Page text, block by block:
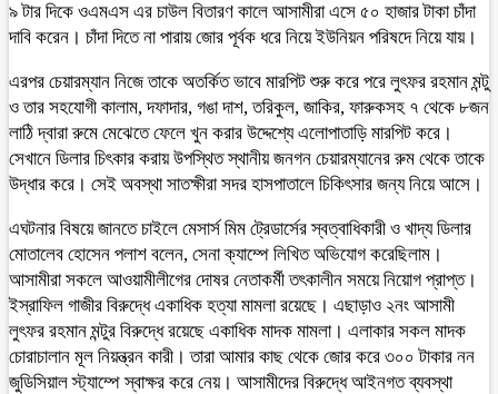
৯ টার দিকে ওএমএস এর চাউল বিতারণ কালে আসামীরা এসে ৫০ হাজার টাকা চাঁদা
দাবি করেন। চাঁদা দিতে না পারায় জোর পূর্বক ধরে নিয়ে ইউনিয়ন পরিষদে নিয়ে যায়।
এরপর চেয়ারম্যান নিজে তাকে অতর্কিত ভাবে মারপিট শুরু করে পরে লুৎফর রহমান মন্টু
ও তার সহযোগী কালাম, দফাদার, গঙা দাশ, তরিকুল, জাকির, ফারুকসহ ৭ থেকে ৮জন
লাঠি দ্বারা রুমে মেঝেতে ফেলে খুন করার উদ্দেশ্যে এলোপাতাড়ি মারপিট করে।
সেখানে ডিলার চিৎকার করায় উপস্থিত স্থানীয় জনগন চেয়ারম্যানের রুম থেকে তাকে
উদ্ধার করে। সেই অবস্থা সাতক্ষীরা সদর হাসপাতালে চিকিৎসার জন্য নিয়ে আসে।
এঘটনার বিষয়ে জানতে চাইলে মেসার্স মিম ট্রেডার্সের স্বত্বাধিকারী ও খাদ্য ডিলার
মোতালেব হোসেন পলাশ বলেন, সেনা ক্যাম্পে লিখিত অভিযোগ করেছিলাম।
আসামীরা সকলে আওয়ামীলীগের দোষর নেতাকর্মী তৎকালীন সময়ে নিয়োগ প্রাপ্ত।
ইস্রাফিল গাজীর বিরুদ্ধে একাধিক হত্যা মামলা রয়েছে। এছাড়াও ২নং আসামী
লুৎফর রহমান মন্টুর বিরুদ্ধে রয়েছে একাধিক মাদক মামলা। এলাকার সকল মাদক
চোরাচালান মূল নিয়ন্ত্রন কারী। তারা আমার কাছ থেকে জোর করে ৩০০ টাকার নন
জুডিসিয়াল স্ট্যাম্পে স্বাক্ষর করে নেয়। আসামীদের বিরুদ্ধে আইনগত ব্যবস্থা